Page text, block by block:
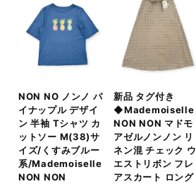
NON NO ノンノ パ
イナップル デザイ
ン 半袖 Tシャツ カ
ットソー M(38)サ
イズ/くすみブルー
系/Mademoiselle
NON NON
新品 タグ付き
◆Mademoiselle
NON NON マドモ
アゼルノンノン リ
ネン混 チェック ウ
エストリボン フレ
アスカート ロング